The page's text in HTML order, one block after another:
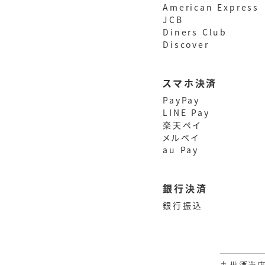
American Express
JCB
Diners Club
Discover
スマホ決済
PayPay
LINE Pay
楽天ペイ
メルペイ
au Pay
銀行決済
銀行振込